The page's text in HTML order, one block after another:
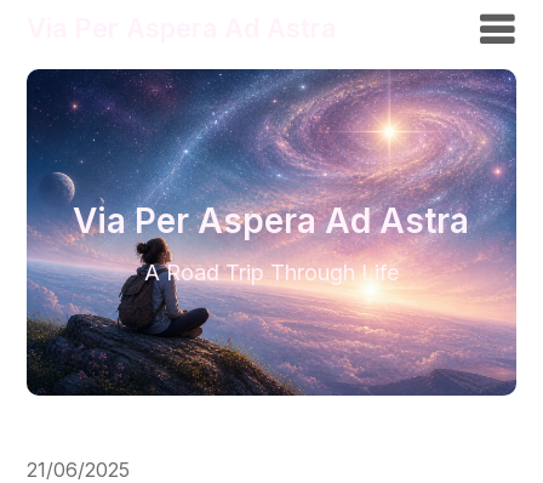
Via Per Aspera Ad Astra
A Road Trip Through Life
21/06/2025